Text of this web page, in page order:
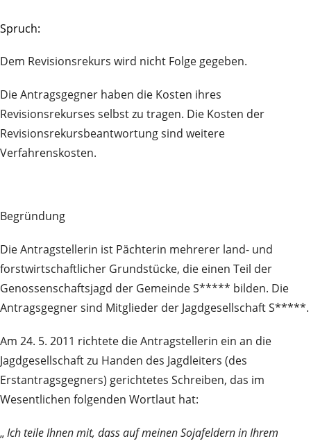
Spruch:
Dem Revisionsrekurs wird nicht Folge gegeben.
Die Antragsgegner haben die Kosten ihres
Revisionsrekurses selbst zu tragen. Die Kosten der
Revisionsrekursbeantwortung sind weitere
Verfahrenskosten.
Begründung
Die Antragstellerin ist Pächterin mehrerer land- und
forstwirtschaftlicher Grundstücke, die einen Teil der
Genossenschaftsjagd der Gemeinde S***** bilden. Die
Antragsgegner sind Mitglieder der Jagdgesellschaft S*****.
Am 24. 5. 2011 richtete die Antragstellerin ein an die
Jagdgesellschaft zu Handen des Jagdleiters (des
Erstantragsgegners) gerichtetes Schreiben, das im
Wesentlichen folgenden Wortlaut hat:
„Ich teile Ihnen mit, dass auf meinen Sojafeldern in Ihrem